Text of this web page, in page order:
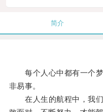
简介
每个人心中都有一个梦
非易事。
在人生的航程中，我们